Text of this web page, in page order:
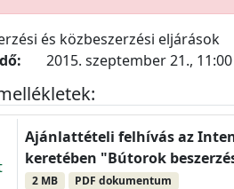
és közbeszerzési eljárások
2015. szeptember 21., 11:00
Ajánlattételi felhívás az
keretében "Bútorok
2 MB PDF dokumentum